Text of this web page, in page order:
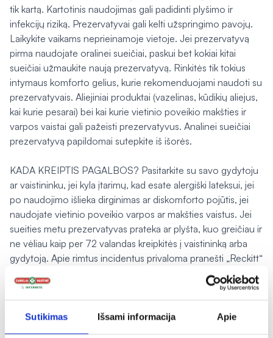
Sutikimas Išsami informacija Apie
tik kartą. Kartotinis naudojimas gali padidinti plyšimo ir
infekcijų riziką. Prezervatyvai gali kelti užspringimo pavojų.
Laikykite vaikams neprieinamoje vietoje. Jei prezervatyvą
pirma naudojate oralinei sueičiai, paskui bet kokiai kitai
sueičiai užmaukite naują prezervatyvą. Rinkitės tik tokius
intymaus komforto gelius, kurie rekomenduojami naudoti su
prezervatyvais. Aliejiniai produktai (vazelinas, kūdikių aliejus,
kai kurie pesarai) bei kai kurie vietinio poveikio makšties ir
varpos vaistai gali pažeisti prezervatyvus. Analinei sueičiai
prezervatyvą papildomai sutepkite iš išorės.
KADA KREIPTIS PAGALBOS? Pasitarkite su savo gydytoju
ar vaistininku, jei kyla įtarimų, kad esate alergiški lateksui, jei
po naudojimo išlieka dirginimas ar diskomforto pojūtis, jei
naudojate vietinio poveikio varpos ar makšties vaistus. Jei
sueities metu prezervatyvas prateka ar plyšta, kuo greičiau ir
ne vėliau kaip per 72 valandas kreipkitės į vaistininką arba
gydytoją. Apie rimtus incidentus privaloma pranešti „Reckitt“
ir nacionalinei kompetentingai institucijai, kuri pateiks
papildomas rekomendacijas. Naudojimo instrukcija paskutinį
ES šios medicinos priemonės atitiktį direktyvai 93/42/EEB
įvertino „SGS Belgium NV“. Prieš naudojimą prašome